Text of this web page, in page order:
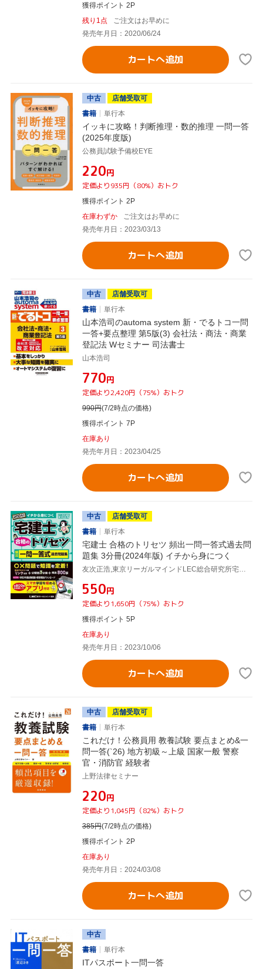
獲得ポイント 2P
残り1点
ご注文はお早めに
発売年月日：2020/06/24
カートへ追加
中古
店舗受取可
書籍
単行本
イッキに攻略！判断推理・数的推理 一問一答
(2025年度版)
公務員試験予備校EYE
¥220円
定価より935円（80%）おトク
獲得ポイント 2P
在庫わずか
ご注文はお早めに
発売年月日：2023/03/13
カートへ追加
中古
店舗受取可
書籍
単行本
山本浩司のautoma system 新・でるトコ一問
一答+要点整理 第5版(3) 会社法・商法・商業
登記法 Wセミナー 司法書士
山本浩司
¥770円
定価より2,420円（75%）おトク
990円(7/2時点の価格)
獲得ポイント 7P
在庫あり
発売年月日：2023/04/25
カートへ追加
中古
店舗受取可
書籍
単行本
宅建士 合格のトリセツ 頻出一問一答式過去問
題集 3分冊(2024年版) イチから身につく
友次正浩,東京リーガルマインドLEC総合研究所宅建士試験部
¥550円
定価より1,650円（75%）おトク
獲得ポイント 5P
在庫あり
発売年月日：2023/10/06
カートへ追加
中古
店舗受取可
書籍
単行本
これだけ！公務員用 教養試験 要点まとめ&一
問一答(`26) 地方初級～上級 国家一般 警察
官・消防官 経験者
上野法律セミナー
¥220円
定価より1,045円（82%）おトク
385円(7/2時点の価格)
獲得ポイント 2P
在庫あり
発売年月日：2024/03/08
カートへ追加
中古
書籍
単行本
ITパスポート一問一答